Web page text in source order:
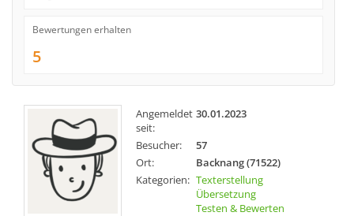
Bewertungen erhalten
5
Angemeldet
seit:
30.01.2023
Besucher:
57
Ort:
Backnang (71522)
Kategorien: Texterstellung
Übersetzung
Testen & Bewerten